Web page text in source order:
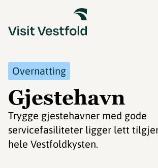
Overnatting
Gjestehavn
Trygge gjestehavner med gode
servicefasiliteter ligger lett
hele Vestfoldkysten.